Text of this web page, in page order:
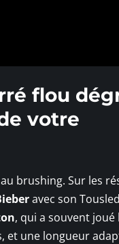
flou
votre
brushing. Sur les
avec son
, qui a souvent joué
et une longueur